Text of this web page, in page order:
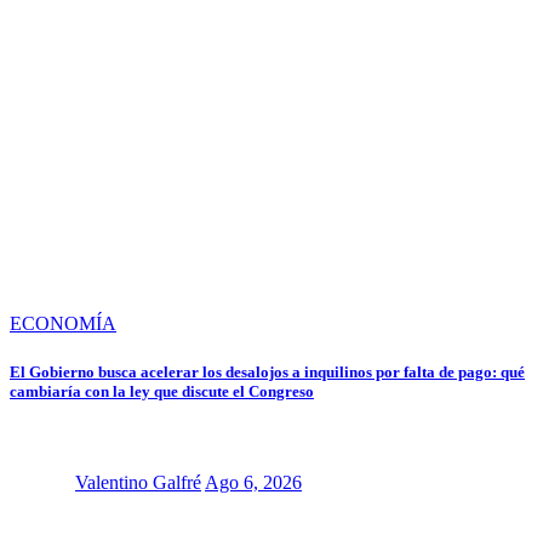
ECONOMÍA
El Gobierno busca acelerar los desalojos a inquilinos por falta de pago: qué
cambiaría con la ley que discute el Congreso
Valentino Galfré Ago 6, 2026